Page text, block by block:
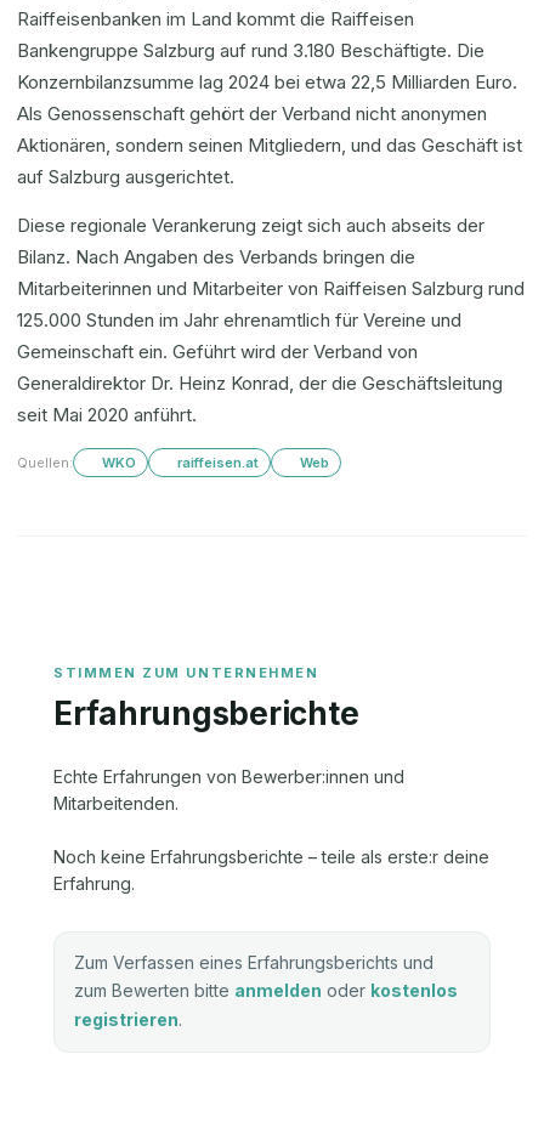
Raiffeisenbanken im Land kommt die Raiffeisen
Bankengruppe Salzburg auf rund 3.180 Beschäftigte. Die
Konzernbilanzsumme lag 2024 bei etwa 22,5 Milliarden Euro.
Als Genossenschaft gehört der Verband nicht anonymen
Aktionären, sondern seinen Mitgliedern, und das Geschäft ist
auf Salzburg ausgerichtet.
Diese regionale Verankerung zeigt sich auch abseits der
Bilanz. Nach Angaben des Verbands bringen die
Mitarbeiterinnen und Mitarbeiter von Raiffeisen Salzburg rund
125.000 Stunden im Jahr ehrenamtlich für Vereine und
Gemeinschaft ein. Geführt wird der Verband von
Generaldirektor Dr. Heinz Konrad, der die Geschäftsleitung
seit Mai 2020 anführt.
Quellen: WKO raiffeisen.at Web
Erfahrungsberichte
Echte Erfahrungen von Bewerber:innen und
Mitarbeitenden.
Noch keine Erfahrungsberichte – teile als erste:r deine
Erfahrung.
Zum Verfassen eines Erfahrungsberichts und
zum Bewerten bitte anmelden oder kostenlos
registrieren.